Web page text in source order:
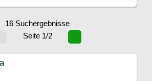
16 Suchergebnisse
Seite 1/2